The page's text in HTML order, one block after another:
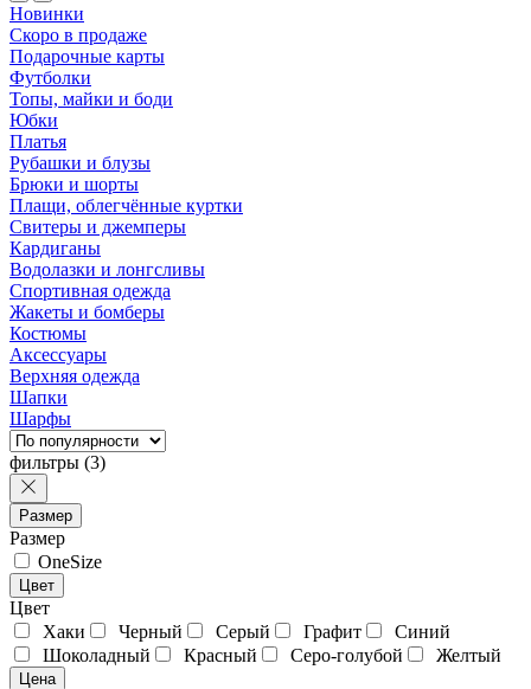
Новинки
Скоро в продаже
Подарочные карты
Футболки
Топы, майки и боди
Юбки
Платья
Рубашки и блузы
Брюки и шорты
Плащи, облегчённые куртки
Свитеры и джемперы
Кардиганы
Водолазки и лонгсливы
Спортивная одежда
Жакеты и бомберы
Костюмы
Аксессуары
Верхняя одежда
Шапки
Шарфы
фильтры (3)
Размер
Размер
OneSize
Цвет
Цвет
Хаки
Черный Серый Графит
Синий
Шоколадный
Красный Серо-голубой Желтый
Цена